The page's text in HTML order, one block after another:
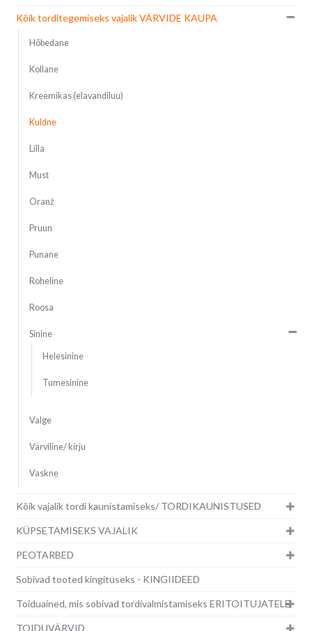
Kõik torditegemiseks vajalik VÄRVIDE KAUPA
Hõbedane
Kollane
Kreemikas (elavandiluu)
Kuldne
Lilla
Must
Oranž
Pruun
Punane
Roheline
Roosa
Sinine
Helesinine
Tumesinine
Valge
Värviline/ kirju
Vaskne
Kõik vajalik tordi kaunistamiseks/ TORDIKAUNISTUSED
KÜPSETAMISEKS VAJALIK
PEOTARBED
Sobivad tooted kingituseks - KINGIIDEED
Toiduained, mis sobivad tordivalmistamiseks ERITOITUJATELE
TOIDUVÄRVID